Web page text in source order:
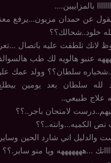
بالمزاييين….
عن حمدان مزيون…يرفع
خلود..شحالك؟؟
لانك تلطفت عليه باتصال
عنبو هالويه لك طب
سلطان؟؟ وولد عمك
لله سلطان بعد يومين
علاج طبيعي..
لامتحان باجر..؟؟
الكميه…وانته..؟؟
والدليل اني شارد الحين
…هههههههه ويا منو ساير.؟؟